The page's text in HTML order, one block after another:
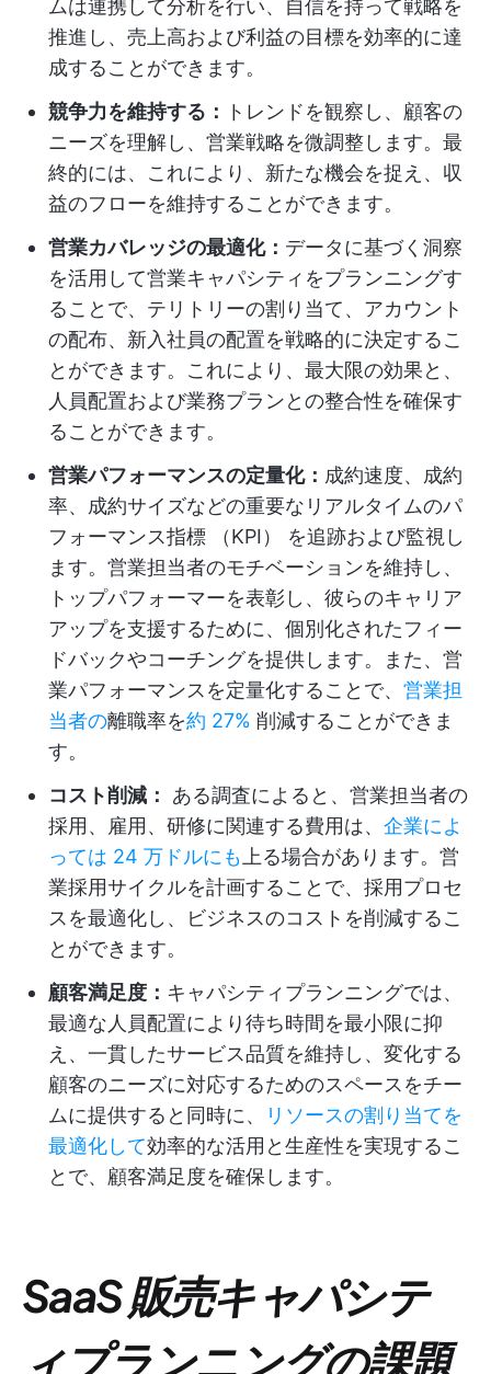
ムは連携して分析を行い、自信を持って戦略を
推進し、売上高および利益の目標を効率的に達
成することができます。
競争力を維持する：
トレンドを観察し、顧客の
ニーズを理解し、営業戦略を微調整します。最
終的には、これにより、新たな機会を捉え、収
益のフローを維持することができます。
営業カバレッジの最適化： データに基づく洞察
を活用して営業キャパシティをプランニングす
ることで、テリトリーの割り当て、アカウント
の配布、新入社員の配置を戦略的に決定するこ
とができます。これにより、最大限の効果と、
人員配置および業務プランとの整合性を確保す
ることができます。
営業パフォーマンスの定量化： 成約速度、成約
率、成約サイズなどの重要なリアルタイムのパ
フォーマンス指標 （KPI） を追跡および監視し
ます。営業担当者のモチベーションを維持し、
トップパフォーマーを表彰し、彼らのキャリア
アップを支援するために、個別化されたフィー
ドバックやコーチングを提供します。また、営
業パフォーマンスを定量化することで、 営業担
当者の離職率を約 27% 削減することができま
す。
コスト削減：
ある調査によると、営業担当者の
採用、雇用、研修に関連する費用は、 企業によ
っては 24 万ドルにも 上る場合があります。営
業採用サイクルを計画することで、採用プロセ
スを最適化し、ビジネスのコストを削減するこ
とができます。
顧客満足度： キャパシティプランニングでは、
最適な人員配置により待ち時間を最小限に抑
え、一貫したサービス品質を維持し、変化する
顧客のニーズに対応するためのスペースをチー
ムに提供すると同時に、
リソースの割り当てを
最適化して効率的な活用と生産性を実現するこ
とで、顧客満足度を確保します。
SaaS 販売キャパシテ
ィプランニングの課題